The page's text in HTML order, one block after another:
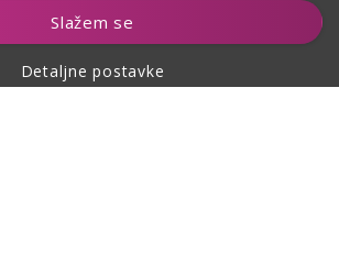
Slažem se
Detaljne postavke